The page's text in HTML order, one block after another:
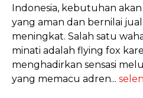
Indonesia, kebutuhan
yang aman dan bernilai
meningkat. Salah satu
minati adalah flying fox
menghadirkan sensasi
yang memacu adren...